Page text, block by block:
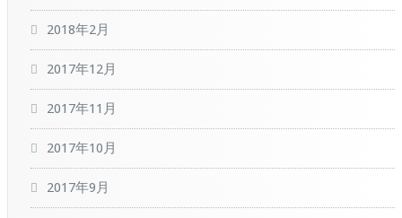
2018年2月
2017年12月
2017年11月
2017年10月
2017年9月